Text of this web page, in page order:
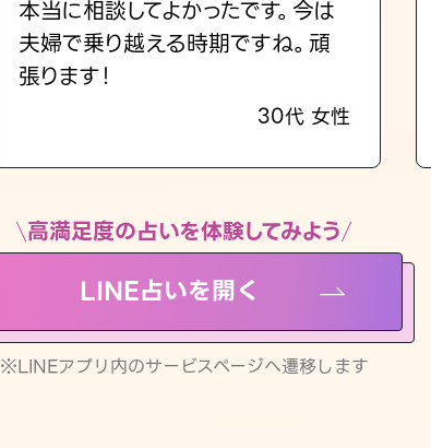
本当に相談してよかったです。今は
夫婦で乗り越える時期ですね。頑
張ります！
30代 女性
高満足度の占いを体験してみよう
LINE占いを開く
※LINEアプリ内のサービスページへ遷移します